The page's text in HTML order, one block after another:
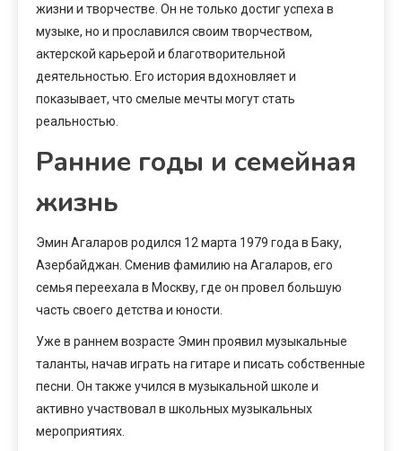
жизни и творчестве. Он не только достиг успеха в
музыке, но и прославился своим творчеством,
актерской карьерой и благотворительной
деятельностью. Его история вдохновляет и
показывает, что смелые мечты могут стать
реальностью.
Ранние годы и семейная
жизнь
Эмин Агаларов родился 12 марта 1979 года в Баку,
Азербайджан. Сменив фамилию на Агаларов, его
семья переехала в Москву, где он провел большую
часть своего детства и юности.
Уже в раннем возрасте Эмин проявил музыкальные
таланты, начав играть на гитаре и писать собственные
песни. Он также учился в музыкальной школе и
активно участвовал в школьных музыкальных
мероприятиях.